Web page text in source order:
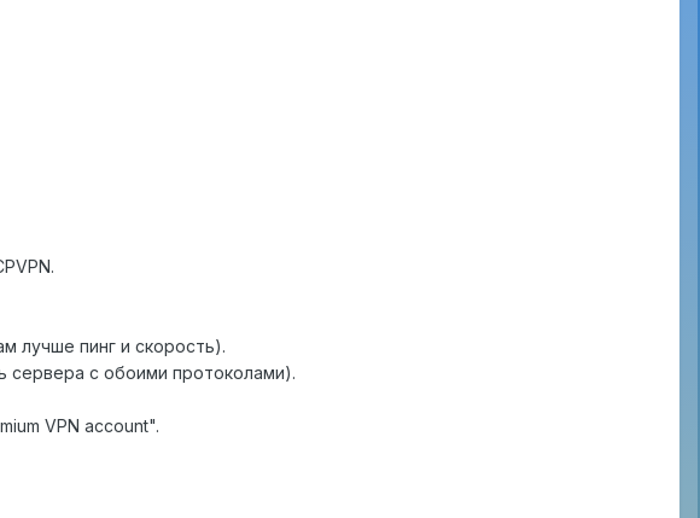
лучше пинг и скорость).
сервера с обоими протоколами).
VPN account".